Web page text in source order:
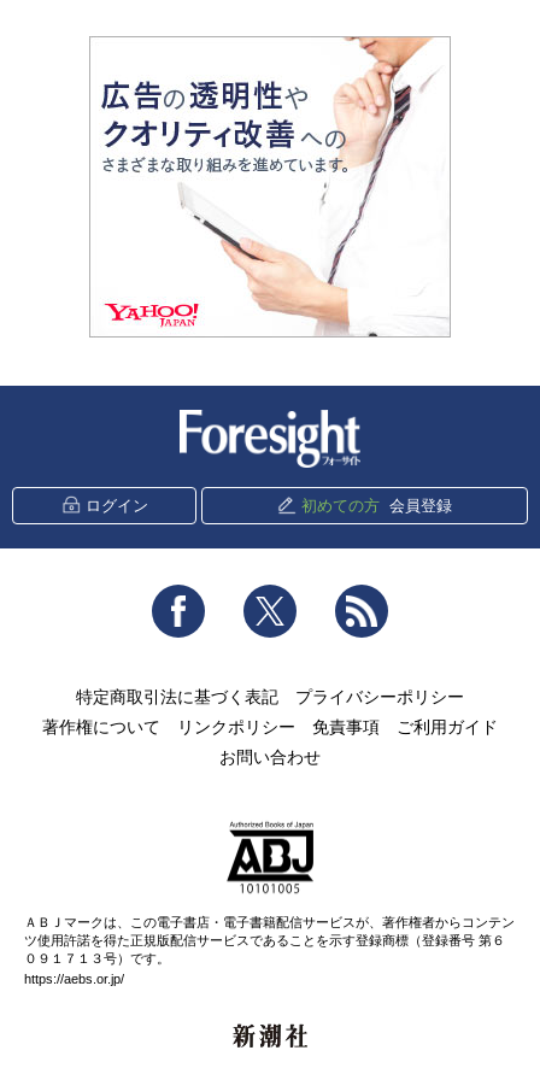
ログイン 初めての方 会員登録
Facebook Twitter
特定商取引法に基づく表記
プライバシーポリシー
著作権について
リンクポリシー 免責事項
ご利用ガイド
お問い合わせ
ＡＢＪマークは、この電子書店・電子書籍配信サービスが、著作権者からコンテン
ツ使用許諾を得た正規版配信サービスであることを示す登録商標（登録番号 第６
０９１７１３号）です。
https://aebs.or.jp/